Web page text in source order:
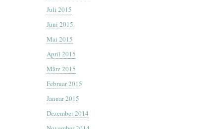
Juli 2015
Juni 2015
Mai 2015
April 2015
März 2015
Februar 2015
Januar 2015
Dezember 2014